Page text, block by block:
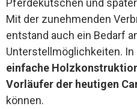
Pferdekutschen und
Mit der zunehmenden
entstand auch ein Bedarf
Unterstellmöglichkeiten.
einfache
Vorläufer der heutigen
können.